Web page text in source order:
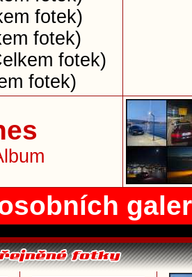
fotek)
fotek)
fotek)
fotek)